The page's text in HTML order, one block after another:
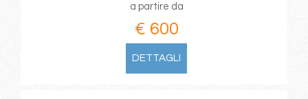
a partire da
€ 600
DETTAGLI